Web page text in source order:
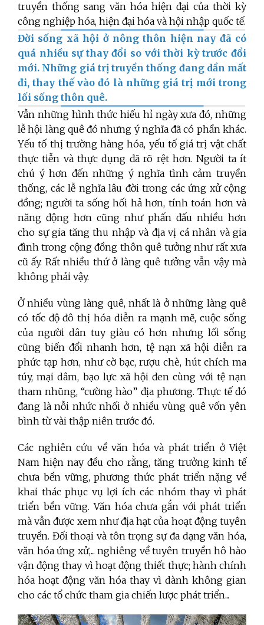
truyền thống sang văn hóa hiện đại của thời kỳ
công nghiệp hóa, hiện đại hóa và hội nhập quốc tế.
Đời sống xã hội ở nông thôn hiện nay đã có
quá nhiều sự thay đổi so với thời kỳ trước đổi
mới. Những giá trị truyền thống đang dần mất
đi, thay thế vào đó là những giá trị mới trong
lối sống thôn quê.
Vẫn những hình thức hiếu hỉ ngày xưa đó, những
lễ hội làng quê đó nhưng ý nghĩa đã có phần khác.
Yếu tố thị trường hàng hóa, yếu tố giá trị vật chất
thực tiễn và thực dụng đã rõ rệt hơn. Người ta ít
chú ý hơn đến những ý nghĩa tình cảm truyền
thống, các lễ nghĩa lâu đời trong các ứng xử cộng
đồng; người ta sống hối hả hơn, tính toán hơn và
năng động hơn cũng như phấn đấu nhiều hơn
cho sự gia tăng thu nhập và địa vị cá nhân và gia
đình trong cộng đồng thôn quê tưởng như rất xưa
cũ ấy. Rất nhiều thứ ở làng quê tưởng vẫn vậy mà
không phải vậy.
Ở nhiều vùng làng quê, nhất là ở những làng quê
có tốc độ đô thị hóa diễn ra mạnh mẽ, cuộc sống
của người dân tuy giàu có hơn nhưng lối sống
cũng biến đổi nhanh hơn, tệ nạn xã hội diễn ra
phức tạp hơn, như cờ bạc, rượu chè, hút chích ma
túy, mại dâm, bạo lực xã hội đen cùng với tệ nạn
tham nhũng, “cường hào” địa phương. Thực tế đó
đang là nỗi nhức nhối ở nhiều vùng quê vốn yên
bình từ vài thập niên trước đó.
Các nghiên cứu về văn hóa và phát triển ở Việt
Nam hiện nay đều cho rằng, tăng trưởng kinh tế
chưa bền vững, phương thức phát triển nặng về
khai thác phục vụ lợi ích các nhóm thay vì phát
triển bền vững. Văn hóa chưa gắn với phát triển
mà vẫn được xem như địa hạt của hoạt động tuyên
truyền. Đối thoại và tôn trọng sự đa dạng văn hóa,
văn hóa ứng xử,... nghiêng về tuyên truyền hô hào
vận động thay vì hoạt động thiết thực; hành chính
hóa hoạt động văn hóa thay vì dành không gian
cho các tổ chức tham gia chiến lược phát triển...